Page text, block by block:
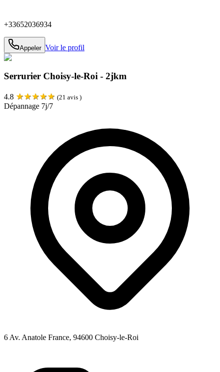
+33652036934
Appeler Voir le profil
Serrurier Choisy-le-Roi - 2jkm
4.8 ★★★★★ (21 avis )
Dépannage 7j/7
6 Av. Anatole France, 94600 Choisy-le-Roi